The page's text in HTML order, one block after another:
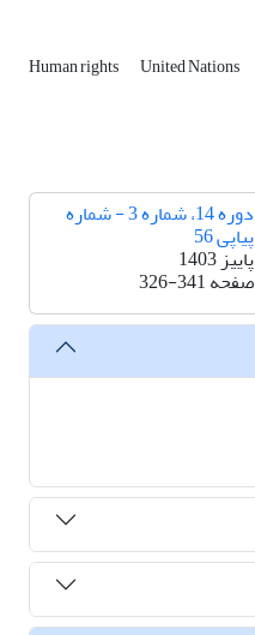
Human rights United Nations
دوره 14، شماره 3 - شماره
پیاپی 56
پاییز 1403
صفحه326-341